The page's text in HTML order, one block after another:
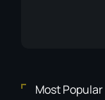
Most Popular